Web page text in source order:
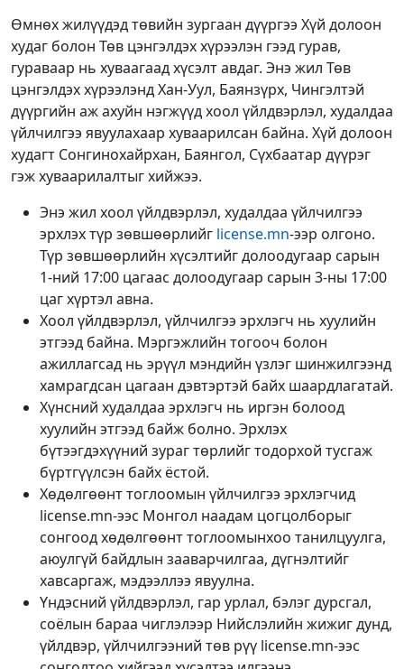
Өмнөх жилүүдэд төвийн зургаан дүүргээ Хүй долоон
худаг болон Төв цэнгэлдэх хүрээлэн гээд гурав,
гураваар нь хуваагаад хүсэлт авдаг. Энэ жил Төв
цэнгэлдэх хүрээлэнд Хан-Уул, Баянзүрх, Чингэлтэй
дүүргийн аж ахуйн нэгжүүд хоол үйлдвэрлэл, худалдаа
үйлчилгээ явуулахаар хуваарилсан байна. Хүй долоон
худагт Сонгинохайрхан, Баянгол, Сүхбаатар дүүрэг
гэж хуваарилалтыг хийжээ.
Энэ жил хоол үйлдвэрлэл, худалдаа үйлчилгээ
эрхлэх түр зөвшөөрлийг license.mn-ээр олгоно.
Түр зөвшөөрлийн хүсэлтийг долоодугаар сарын
1-ний 17:00 цагаас долоодугаар сарын 3-ны 17:00
цаг хүртэл авна.
Хоол үйлдвэрлэл, үйлчилгээ эрхлэгч нь хуулийн
этгээд байна. Мэргэжлийн тогооч болон
ажиллагсад нь эрүүл мэндийн үзлэг шинжилгээнд
хамрагдсан цагаан дэвтэртэй байх шаардлагатай.
Хүнсний худалдаа эрхлэгч нь иргэн болоод
хуулийн этгээд байж болно. Эрхлэх
бүтээгдэхүүний зураг төрлийг тодорхой тусгаж
бүртгүүлсэн байх ёстой.
Хөдөлгөөнт тоглоомын үйлчилгээ эрхлэгчид
license.mn-ээс Монгол наадам цогцолборыг
сонгоод хөдөлгөөнт тоглоомынхоо танилцуулга,
аюулгүй байдлын зааварчилгаа, дүгнэлтийг
хавсаргаж, мэдээллээ явуулна.
Үндэсний үйлдвэрлэл, гар урлал, бэлэг дурсгал,
соёлын бараа чиглэлээр Нийслэлийн жижиг дунд,
үйлдвэр, үйлчилгээний төв рүү license.mn-ээс